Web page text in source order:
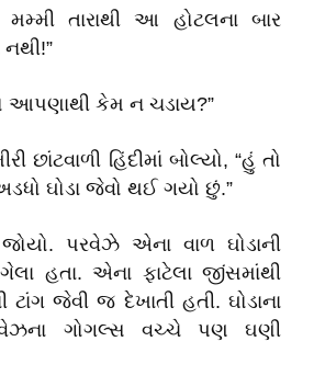
તારાથી આ હોટલના બાર
નથી!”
આપણાથી કેમ ન ચડાય?”
છાંટવાળી હિંદીમાં બોલ્યો, “હું તો
ઘોડા જેવો થઈ ગયો છું.”
પરવેઝે એના વાળ ઘોડાની
હતા. એના ફાટેલા જીંસમાંથી
ટાંગ જેવી જ દેખાતી હતી. ઘોડાના
ગોગલ્સ વચ્ચે પણ ઘણી